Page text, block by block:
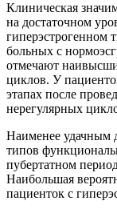
Клиническая
на достаточном
гиперэстрогенном
больных с
отмечают
циклов. У
этапах после
нерегулярных
Наименее удачным
типов
пубертатном
Наибольшая
пациенток с